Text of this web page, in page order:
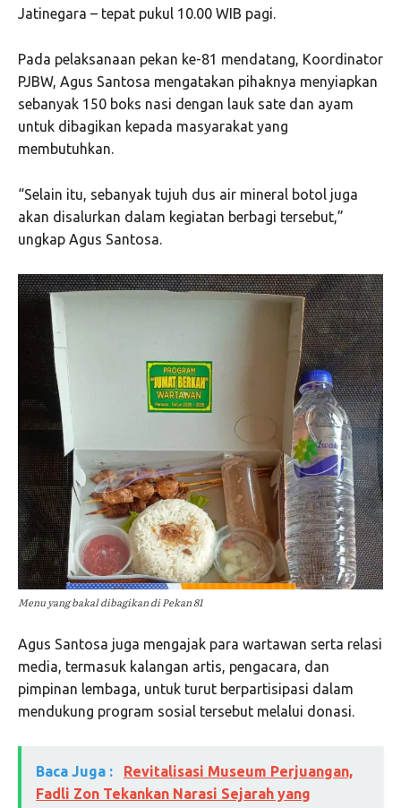
Jatinegara – tepat pukul 10.00 WIB pagi.
Pada pelaksanaan pekan ke-81 mendatang, Koordinator
PJBW, Agus Santosa mengatakan pihaknya menyiapkan
sebanyak 150 boks nasi dengan lauk sate dan ayam
untuk dibagikan kepada masyarakat yang
membutuhkan.
“Selain itu, sebanyak tujuh dus air mineral botol juga
akan disalurkan dalam kegiatan berbagi tersebut,”
ungkap Agus Santosa.
Menu yang bakal dibagikan di Pekan 81
Agus Santosa juga mengajak para wartawan serta relasi
media, termasuk kalangan artis, pengacara, dan
pimpinan lembaga, untuk turut berpartisipasi dalam
mendukung program sosial tersebut melalui donasi.
Baca Juga :
Revitalisasi Museum Perjuangan,
Fadli Zon Tekankan Narasi Sejarah yang